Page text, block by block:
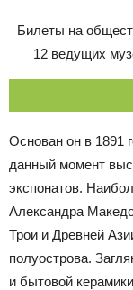
Билеты на
12 ведущих
Основан он в 1891
данный момент
экспонатов.
Александра
Трои и Древней
полуострова.
и бытовой